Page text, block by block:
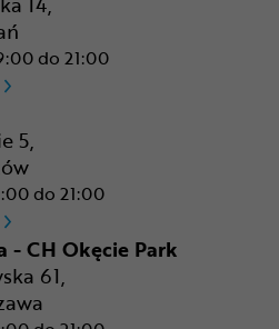
do 21:00
CR Poznań - M1 Poznań
5,
do 21:00
CR Rzeszów
- CH Okęcie Park
61,